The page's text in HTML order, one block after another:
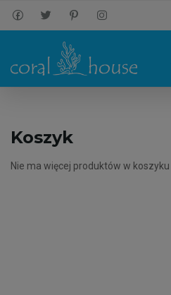
Koszyk
Nie ma więcej produktów w koszyku